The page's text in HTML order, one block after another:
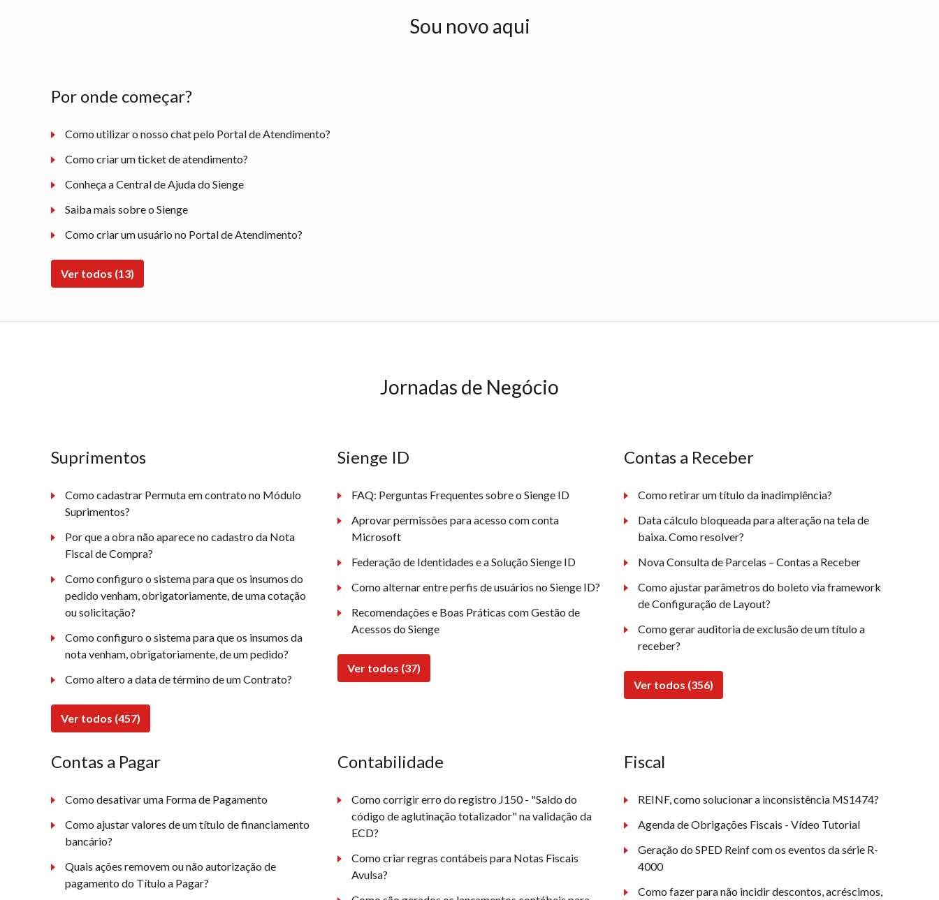
Sou novo aqui
Por onde começar?
Como utilizar o nosso chat pelo Portal de Atendimento?
Como criar um ticket de atendimento?
Conheça a Central de Ajuda do Sienge
Saiba mais sobre o Sienge
Como criar um usuário no Portal de Atendimento?
Ver todos (13)
Jornadas de Negócio
Suprimentos
Como cadastrar Permuta em contrato no Módulo
Suprimentos?
Por que a obra não aparece no cadastro da Nota
Fiscal de Compra?
Como configuro o sistema para que os insumos do
pedido venham, obrigatoriamente, de uma cotação
ou solicitação?
Como configuro o sistema para que os insumos da
nota venham, obrigatoriamente, de um pedido?
Como altero a data de término de um Contrato?
Ver todos (457)
Sienge ID
FAQ: Perguntas Frequentes sobre o Sienge ID
Aprovar permissões para acesso com conta
Microsoft
Federação de Identidades e a Solução Sienge ID
Como alternar entre perfis de usuários no Sienge ID?
Recomendações e Boas Práticas com Gestão de
Acessos do Sienge
Ver todos (37)
Contas a Receber
Como retirar um título da inadimplência?
Data cálculo bloqueada para alteração na tela de
baixa. Como resolver?
Nova Consulta de Parcelas – Contas a Receber
Como ajustar parâmetros do boleto via framework
de Configuração de Layout?
Como gerar auditoria de exclusão de um título a
receber?
Ver todos (356)
Contas a Pagar
Como desativar uma Forma de Pagamento
Como ajustar valores de um título de financiamento
bancário?
Quais ações removem ou não autorização de
pagamento do Título a Pagar?
Contabilidade
Como corrigir erro do registro J150 - "Saldo do
código de aglutinação totalizador" na validação da
ECD?
Como criar regras contábeis para Notas Fiscais
Avulsa?
Fiscal
REINF, como solucionar a inconsistência MS1474?
Agenda de Obrigações Fiscais - Vídeo Tutorial
Geração do SPED Reinf com os eventos da série R-
4000
Como fazer para não incidir descontos, acréscimos,